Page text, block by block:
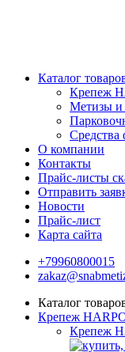
Каталог
Крепеж
Метизы и
Средства
О компании
Контакты
Прайс-листы
Отправить
Новости
Прайс-лист
Карта сайта
+79960800015
Каталог
Крепеж
Крепеж